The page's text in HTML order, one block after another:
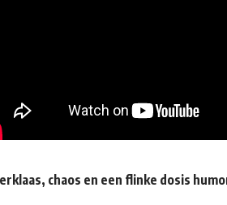
chaos en een flinke dosis